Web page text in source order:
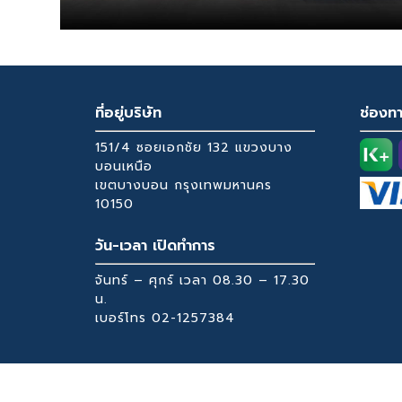
ที่อยู่บริษัท
151/4 ซอยเอกชัย 132 แขวงบาง
บอนเหนือ
เขตบางบอน กรุงเทพมหานคร
10150
วัน-เวลา เปิดทำการ
จันทร์ – ศุกร์ เวลา 08.30 – 17.30
น.
เบอร์โทร 02-1257384
ช่องท